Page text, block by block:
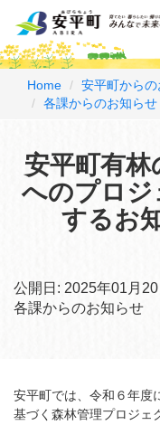
Home 安平町から
各課からのお知らせ
安平町有
へのプロジ
するお
公開日: 2025年01月20
各課からのお知らせ
安平町では、令和６年度
基づく森林管理プロジェ